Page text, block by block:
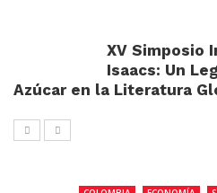
XV Simposio
Isaacs: Un
Azúcar en la Literatura